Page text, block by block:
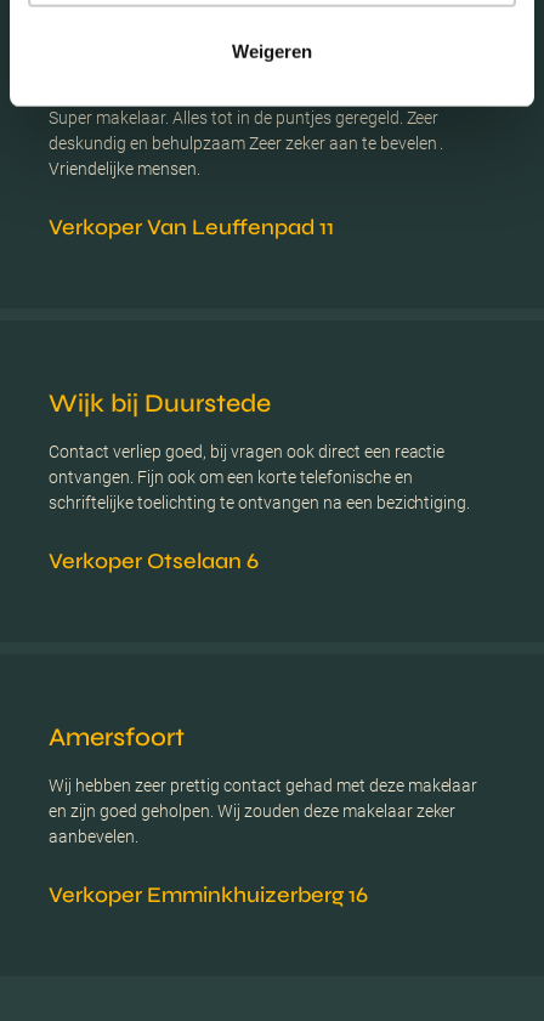
Weigeren
Super makelaar. Alles tot in de puntjes geregeld. Zeer
deskundig en behulpzaam Zeer zeker aan te bevelen .
Vriendelijke mensen.
Verkoper Van Leuffenpad 11
Wijk bij Duurstede
Contact verliep goed, bij vragen ook direct een reactie
ontvangen. Fijn ook om een korte telefonische en
schriftelijke toelichting te ontvangen na een bezichtiging.
Verkoper Otselaan 6
Amersfoort
Wij hebben zeer prettig contact gehad met deze makelaar
en zijn goed geholpen. Wij zouden deze makelaar zeker
aanbevelen.
Verkoper Emminkhuizerberg 16